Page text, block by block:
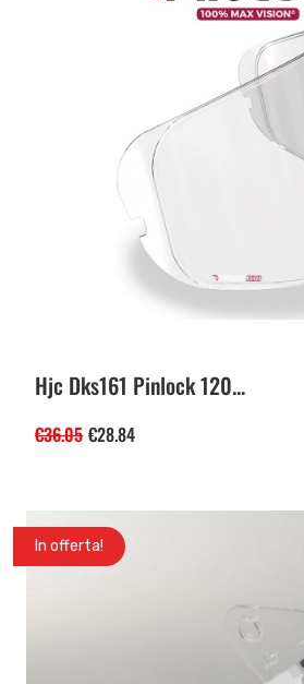
Hjc Dks161 Pinlock 120...
€36.05 €28.84
In offerta!